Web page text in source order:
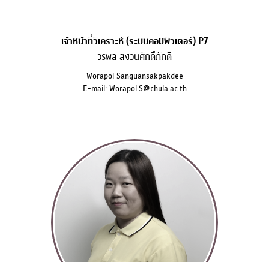
เจ้าหน้าที่วิเคราะห์ (ระบบคอมพิวเตอร์) P7
วรพล สงวนศักดิ์ภักดี
Worapol Sanguansakpakdee
E-mail: Worapol.S@chula.ac.th